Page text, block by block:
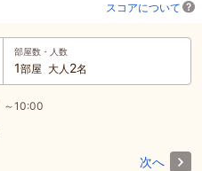
スコアについて
部屋数・人数
1部屋 大人 2名
～10:00
次へ